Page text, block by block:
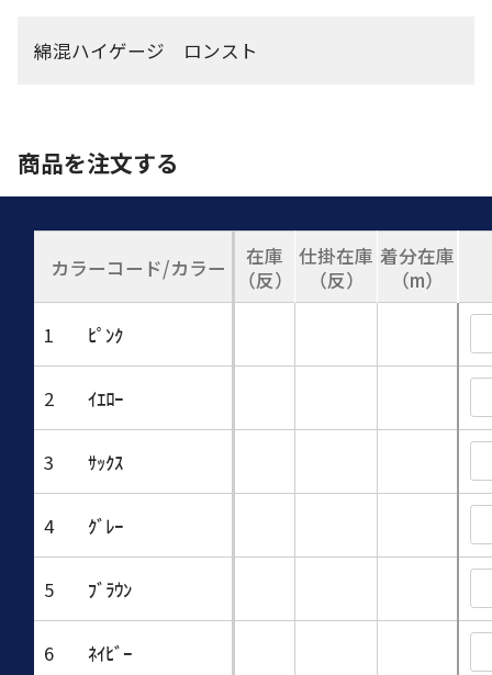
綿混ハイゲージ ロンスト
商品を注文する
カラーコード/カラー
在庫
（反）
仕掛在庫
（反）
着分在庫
（m）
1 ﾋﾟﾝｸ
2 ｲｴﾛｰ
3 ｻｯｸｽ
4 ｸﾞﾚｰ
5 ﾌﾞﾗｳﾝ
6 ﾈｲﾋﾞｰ